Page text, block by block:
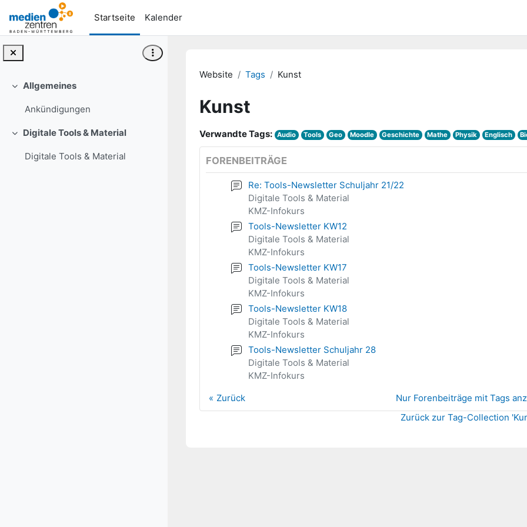
Zum Hauptinhalt
Startseite
Kalender
Einklappen
Allgemeines
Ankündigungen
Einklappen
Digitale Tools & Material
Digitale Tools & Material
Website Tags Kunst
Kunst
Verwandte Tags: Audio Tools Geo Moodle Geschichte Mathe Physik Englisch
FORENBEITRÄGE
Re: Tools-Newsletter Schuljahr 21/22
Digitale Tools & Material
KMZ-Infokurs
Tools-Newsletter KW12
Digitale Tools & Material
KMZ-Infokurs
Tools-Newsletter KW17
Digitale Tools & Material
KMZ-Infokurs
Tools-Newsletter KW18
Digitale Tools & Material
KMZ-Infokurs
Tools-Newsletter Schuljahr 28
Digitale Tools & Material
KMZ-Infokurs
Zurück
Nur Forenbeiträge mit Tags
Zurück zur Tag-Collection